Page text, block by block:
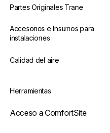
Partes Originales Trane
Accesorios e Insumos para
instalaciones
Calidad del aire
Herramientas
Acceso a ComfortSite